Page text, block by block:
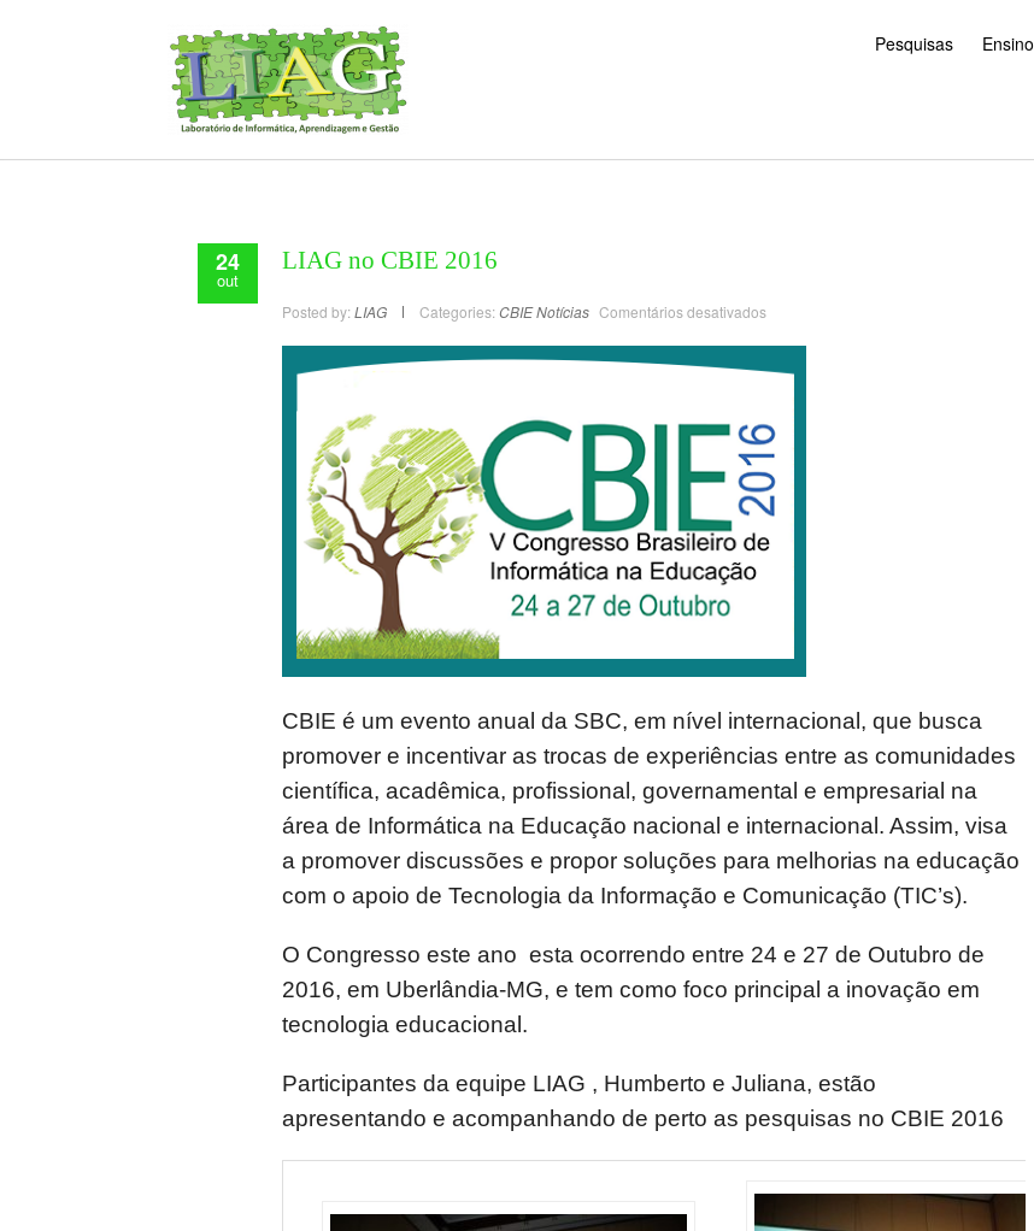
Pesquisas Ensino
24
out
LIAG no CBIE 2016
Posted by: LIAG Categories: CBIENotícias Comentários desativados
CBIE é um evento anual da SBC, em nível internacional, que busca
promover e incentivar as trocas de experiências entre as comunidades
científica, acadêmica, profissional, governamental e empresarial na
área de Informática na Educação nacional e internacional. Assim, visa
a promover discussões e propor soluções para melhorias na educação
com o apoio de Tecnologia da Informação e Comunicação (TIC’s).
O Congresso este ano esta ocorrendo entre 24 e 27 de Outubro de
2016, em Uberlândia-MG, e tem como foco principal a inovação em
tecnologia educacional.
Participantes da equipe LIAG , Humberto e Juliana, estão
apresentando e acompanhando de perto as pesquisas no CBIE 2016